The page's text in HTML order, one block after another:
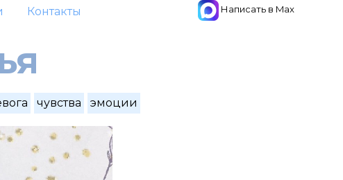
Контакты Написать в Max
чувства эмоции